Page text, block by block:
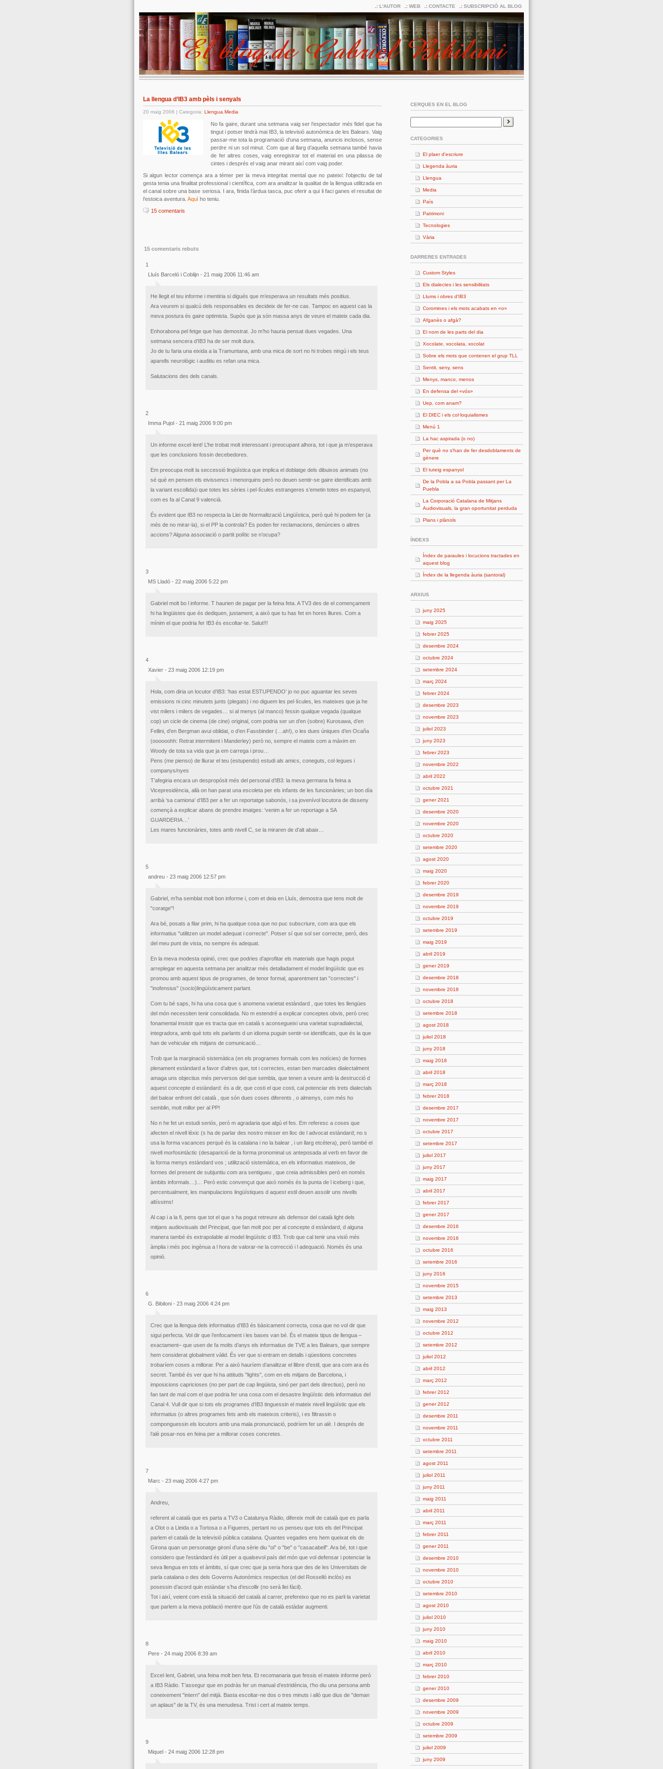
SUBSCRIPCIÓ AL BLOG
CONTACTE
WEB
L'AUTOR
La llengua d’IB3 amb pèls i senyals
20 maig 2006 | Categoria: Llengua Media
No fa gaire, durant una setmana vaig ser l’espectador més fidel que ha
tingut i potser tindrà mai IB3, la televisió autonòmica de les Balears. Vaig
passar-me tota la programació d’una setmana, anuncis inclosos, sense
perdre ni un sol minut. Com que al llarg d’aquella setmana també havia
de fer altres coses, vaig enregistrar tot el material en una pilassa de
cintes i després el vaig anar mirant així com vaig poder.
Si algun lector comença ara a témer per la meva integritat mental que no pateixi: l’objectiu de tal
gesta tenia una finalitat professional i científica, com ara analitzar la qualitat de la llengua utilitzada en
el canal sobre una base seriosa. I ara, finida l’àrdua tasca, puc oferir a qui li faci ganes el resultat de
l’estoica aventura. Aquí ho teniu.
15 comentaris
15 comentaris rebuts
1
Lluís Barceló i Coblijn - 21 maig 2006 11:46 am
He llegit el teu informe i mentiria si digués que m’esperava un resultats més positius.
Ara veurem si qualcú dels responsables es decideix de fer-ne cas. Tampoc en aquest cas la
meva postura és gaire optimista. Supòs que ja són massa anys de veure el mateix cada dia.
Enhorabona pel fetge que has demostrat. Jo m’ho hauria pensat dues vegades. Una
setmana sencera d’IB3 ha de ser molt dura.
Jo de tu faria una eixida a la Tramuntana, amb una mica de sort no hi trobes ningú i els teus
aparells neurològic i auditiu es refan una mica.
Salutacions des dels canals.
2
Imma Pujol - 21 maig 2006 9:00 pm
Un informe excel·lent! L’he trobat molt interessant i preocupant alhora, tot i que ja m’esperava
que les conclusions fossin decebedores.
Em preocupa molt la seccessió lingüística que implica el doblatge dels dibuixos animats (no
sé què en pensen els eivissencs i menorquins però no deuen sentir-se gaire identificats amb
la variant escollida)i que totes les sèries i pel·lícules estrangeres s’emetin totes en espanyol,
com es fa al Canal 9 valencià.
És evident que IB3 no respecta la Llei de Normalització Lingüística, però què hi podem fer (a
més de no mirar-la), si el PP la controla? Es poden fer reclamacions, denúncies o altres
accions? Alguna associació o partit polític se n’ocupa?
3
MS Lladó - 22 maig 2006 5:22 pm
Gabriel molt bo l informe. T haurien de pagar per la feina feta. A TV3 des de el començament
hi ha lingüistes que és dediquen, justament, a això que tu has fet en hores lliures. Com a
mínim el que podria fer IB3 és escoltar-te. Salut!!!
4
Xavier - 23 maig 2006 12:19 pm
Hola, com diria un locutor d’IB3: ‘has estat ESTUPENDO’ jo no puc aguantar les seves
emissions ni cinc minutets junts (plegats) i no diguem les pel·lícules, les mateixes que ja he
vist milers i milers de vegades… si al menys (al manco) fessin qualque vegada (qualque
cop) un cicle de cinema (de cine) original, com podria ser un d’en (sobre) Kurosawa, d’en
Fellini, d’en Bergman avui oblidat, o d’en Fassbinder (…ah!), o les dues úniques d’en Ocaña
(oooooohh: Retrat intermitent i Manderley) però no, sempre el mateix com a màxim en
Woody de tota sa vida que ja em carrega i prou…
Pens (me pienso) de lliurar el teu (estupendo) estudi als amics, coneguts, col·legues i
companys/nyes
T’afegiria encara un despropósit més del personal d’IB3: la meva germana fa feina a
Vicepresidència, allà on han parat una escoleta per els infants de les funcionàries; un bon día
arribà ‘sa camiona’ d’IB3 per a fer un reportatge sabonós, i sa jovenívol locutora de disseny
començà a explicar abans de prendre imatges: ‘venim a fer un reportage a SA
GUARDERIA…’
Les mares funcionàries, totes amb nivell C, se la miraren de d’alt abaix…
5
andreu - 23 maig 2006 12:57 pm
Gabriel, m’ha semblat molt bon informe i, com et deia en Lluís, demostra que tens molt de
"coratge"!
Ara bé, posats a filar prim, hi ha qualque cosa que no puc subscriure, com ara que els
informatius "utilitzen un model adequat i correcte". Potser sí que sol ser correcte, però, des
del meu punt de vista, no sempre és adequat.
En la meva modesta opinió, crec que podries d’aprofitar els materials que hagis pogut
arreplegar en aquesta setmana per analitzar més detalladament el model lingüístic que es
promou amb aquest tipus de programes, de tenor formal, aparentment tan "correctes" i
"inofensius" (socio)lingüísticament parlant.
Com tu bé saps, hi ha una cosa que s anomena varietat estàndard , que totes les llengües
del món necessiten tenir consolidada. No m estendré a explicar conceptes obvis, però crec
fonamental insistir que es tracta que en català s aconsegueixi una varietat supradialectal,
integradora, amb què tots els parlants d un idioma puguin sentir-se identificats, que és la que
han de vehicular els mitjans de comunicació…
Trob que la marginació sistemàtica (en els programes formals com les notícies) de formes
plenament estàndard a favor d’altres que, tot i correctes, estan ben marcades dialectalment
amaga uns objectius més perversos del que sembla, que tenen a veure amb la destrucció d
aquest concepte d estàndard: és a dir, que costi el que costi, cal potenciar els trets dialectals
del balear enfront del català , que són dues coses diferents , o almenys, com més ho
semblin, molt millor per al PP!
No n he fet un estudi seriós, però m agradaria que algú el fes. Em referesc a coses que
afecten el nivell lèxic (s ha de parlar des nostro misser en lloc de l advocat estàndard; no s
usa la forma vacances perquè és la catalana i no la balear , i un llarg etcètera), però també el
nivell morfosintàctic (desaparició de la forma pronominal us anteposada al verb en favor de
la forma menys estàndard vos ; utilització sistemàtica, en els informatius mateixos, de
formes del present de subjuntiu com ara sentigueu , que creia admissibles però en només
àmbits informals…)… Però estic convençut que això només és la punta de l iceberg i que,
percentualment, les manipulacions lingüístiques d aquest estil deuen assolir uns nivells
altíssims!
Al cap i a la fi, pens que tot el que s ha pogut retreure als defensor del català light dels
mitjans audiovisuals del Principat, que fan molt poc per al concepte d estàndard, d alguna
manera també és extrapolable al model lingüístic d IB3. Trob que cal tenir una visió més
àmplia i més poc ingènua a l hora de valorar-ne la correcció i l adequació. Només és una
opinió.
6
G. Bibiloni - 23 maig 2006 4:24 pm
Crec que la llengua dels informatius d’IB3 és bàsicament correcta, cosa que no vol dir que
sigui perfecta. Vol dir que l’enfocament i les bases van bé. És el mateix tipus de llengua –
exactament– que usen de fa molts d’anys els informatius de TVE a les Balears, que sempre
hem considerat globalment vàlid. És ver que si entram en detalls i qüestions concretes
trobaríem coses a millorar. Per a això hauríem d’analitzar el llibre d’estil, que ara com ara és
secret. També és ver que hi ha attituds "lights", com en els mitjans de Barcelona, i
imposicions capricioses (no per part de cap lingüista, sinó per part dels directius), però no
fan tant de mal com el que podria fer una cosa com el desastre lingüístic dels informatius del
Canal 4. Vull dir que si tots els programes d’IB3 tinguessin el mateix nivell lingüístic que els
informatius (o altres programes fets amb els mateixos criteris), i es filtrassin o
componguessin els locutors amb una mala pronunciació, podríem fer un alè. I després de
l’alè posar-nos en feina per a millorar coses concretes.
7
Marc - 23 maig 2006 4:27 pm
Andreu,
referent al català que es parta a TV3 o Catalunya Ràdio, difereix molt de català que es parla
a Olot o a Lleida o a Tortosa o a Figueres, pertant no us penseu que tots els del Principat
parlem el català de la televisió pública catalana. Quantes vegades ens hem queixat els de
Girona quan un personatge gironí d’una sèrie diu "oi" o "be" o "casacabell". Ara bé, tot i que
considero que l’estàndard és útil per a qualsevol país del món que vol defensar i potenciar la
seva llengua en tots el àmbits, sí que crec que ja seria hora que des de les Universitats de
parla catalana o des dels Governs Autonòmics respectius (el del Rosselló inclòs) es
posessin d’acord quin estàndar s’ha d’escollir (no serà llei fàcil).
Tot i així, veient com està la situació del català al carrer, prefereixo que no es parli la varietat
que parlem a la meva població mentre que l’ús de català estàdar augmenti.
8
Pere - 24 maig 2006 8:39 am
Excel·lent, Gabriel, una feina molt ben feta. Et recomanaria que fessis el mateix informe però
a IB3 Ràdio. T’assegur que en podràs fer un manual d’estridència, t’ho diu una persona amb
coneixement "intern" del mitjà. Basta escoltar-ne dos o tres minuts i allò que dius de "deman
un aplaus" de la TV, és una menudesa. Trist i cert al mateix temps.
9
Miquel - 24 maig 2006 12:28 pm
CERQUES EN EL BLOG
CATEGORIES
El plaer d'escriure
Llegenda àuria
Llengua
Media
País
Patrimoni
Tecnologies
Vària
DARRERES ENTRADES
Custom Styles
Els dialectes i les sensibilitats
Llums i obres d'IB3
Coromines i els mots acabats en «o»
Afganès o afgà?
El nom de les parts del dia
Xocolate, xocolata, xocolat
Sobre els mots que contenen el grup TLL
Sentit, seny, sens
Menys, manco, menos
En defensa del «vós»
Uep, com anam?
El DIEC i els col·loquialismes
Menú 1
La hac aspirada (o no)
Per què no s'han de fer desdoblaments de
gènere
El tuteig espanyol
De la Pobla a sa Pobla passant per La
Puebla
La Corporació Catalana de Mitjans
Audiovisuals, la gran oportunitat perduda
Plans i plànols
ÍNDEXS
Índex de paraules i locucions tractades en
aquest blog
Índex de la llegenda àuria (santoral)
ARXIUS
juny 2025
maig 2025
febrer 2025
desembre 2024
octubre 2024
setembre 2024
març 2024
febrer 2024
desembre 2023
novembre 2023
juliol 2023
juny 2023
febrer 2023
novembre 2022
abril 2022
octubre 2021
gener 2021
desembre 2020
novembre 2020
octubre 2020
setembre 2020
agost 2020
maig 2020
febrer 2020
desembre 2019
novembre 2019
octubre 2019
setembre 2019
maig 2019
abril 2019
gener 2019
desembre 2018
novembre 2018
octubre 2018
setembre 2018
agost 2018
juliol 2018
juny 2018
maig 2018
abril 2018
març 2018
febrer 2018
desembre 2017
novembre 2017
octubre 2017
setembre 2017
juliol 2017
juny 2017
maig 2017
abril 2017
febrer 2017
gener 2017
desembre 2016
novembre 2016
octubre 2016
setembre 2016
juny 2016
novembre 2015
setembre 2013
maig 2013
novembre 2012
octubre 2012
setembre 2012
juliol 2012
abril 2012
març 2012
febrer 2012
gener 2012
desembre 2011
novembre 2011
octubre 2011
setembre 2011
agost 2011
juliol 2011
juny 2011
maig 2011
abril 2011
març 2011
febrer 2011
gener 2011
desembre 2010
novembre 2010
octubre 2010
setembre 2010
agost 2010
juliol 2010
juny 2010
maig 2010
abril 2010
març 2010
febrer 2010
gener 2010
desembre 2009
novembre 2009
octubre 2009
setembre 2009
juliol 2009
juny 2009